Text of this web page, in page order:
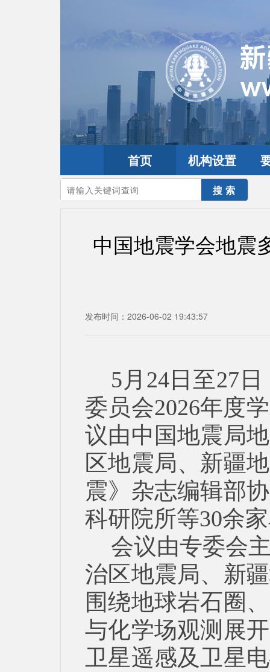
首页 机构设置
您的当前位置：首页>要闻动态
中国地震学会地震
发布时间：2026-06-02 19:43:57
5月24日至27
委员会2026年度
议由中国地震局
区地震局、新疆
震》杂志编辑部
科研院所等30余
会议由专委会
治区地震局、新
围绕地球岩石圈
与化学场观测展
卫星遥感及卫星